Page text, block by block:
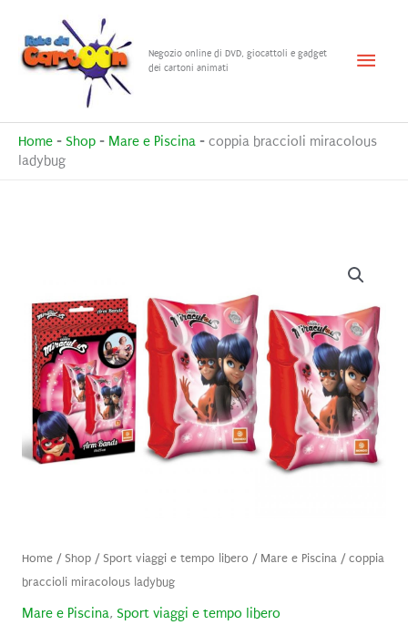
contenuto
Negozio online di DVD, giocattoli e gadget
dei cartoni animati
Menu
Home - Shop - Mare e Piscina - coppia braccioli miracolous
ladybug
Home/ Shop/ Sport viaggi e tempo libero / Mare e Piscina/ coppia
braccioli miracolous ladybug
Mare e Piscina, Sport viaggi e tempo libero